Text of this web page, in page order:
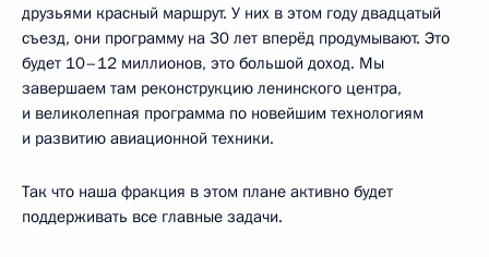
друзьями красный маршрут. У них в этом году двадцатый
съезд, они программу на 30 лет вперёд продумывают. Это
будет 10–12 миллионов, это большой доход. Мы
завершаем там реконструкцию ленинского центра,
и великолепная программа по новейшим технологиям
и развитию авиационной техники.
Так что наша фракция в этом плане активно будет
поддерживать все главные задачи.